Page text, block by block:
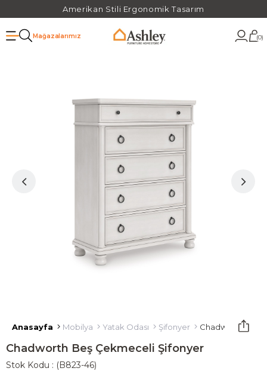
Amerikan Stili Ergonomik Tasarım
Mağazalarımız 0
Anasayfa Mobilya Yatak Odası Şifonyer Chadworth Beş
Chadworth Beş Çekmeceli Şifonyer
Stok Kodu (B823-46)